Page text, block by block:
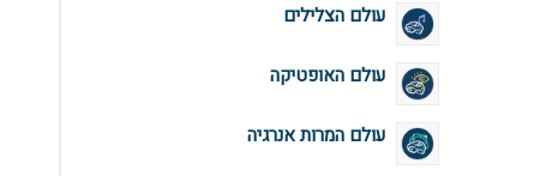
עולם הצלילים
עולם האופטיקה
עולם המרות אנרגיה